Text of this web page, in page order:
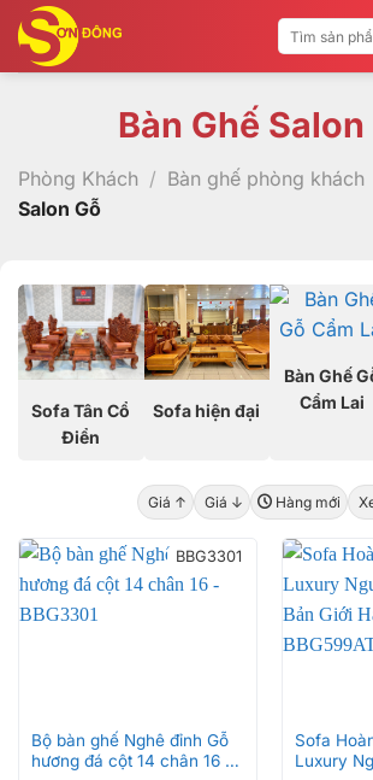
qua
nội
Tìm
kiếm:
Bàn Ghế Salon
Phòng Khách / Bàn ghế phòng khách
Salon Gỗ
Sofa Tân Cổ
Điển
Sofa hiện đại
Bàn Ghế
Cẩm Lai
Giá ↑ Giá ↓ Hàng mới
BBG3301
Bộ bàn ghế Nghê đỉnh Gỗ
hương đá cột 14 chân 16 –
Sofa
Luxury